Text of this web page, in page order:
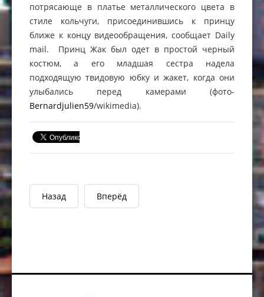
потрясающе в платье металлического цвета в
стиле кольчуги, присоединившись к принцу
ближе к концу видеообращения, сообщает Daily
mail. Принц Жак был одет в простой черный
костюм, а его младшая сестра надела
подходящую твидовую юбку и жакет, когда они
улыбались перед камерами (фото-
Bernardjulien59/wikimedia).
Назад Вперёд